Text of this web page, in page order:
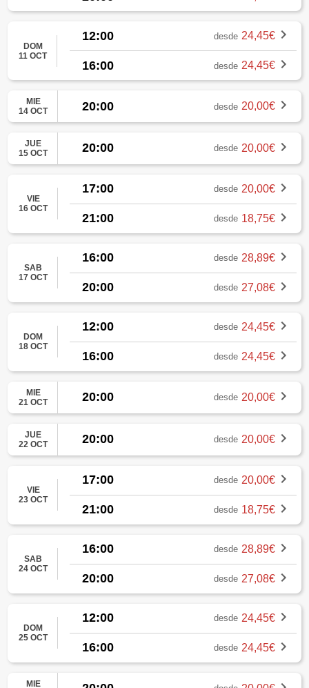
DOM
11 OCT
12:00 desde 24,45€
16:00 desde 24,45€
MIE
14 OCT
20:00 desde 20,00€
JUE
15 OCT
20:00 desde 20,00€
VIE
16 OCT
17:00 desde 20,00€
21:00 desde 18,75€
SAB
17 OCT
16:00 desde 28,89€
20:00 desde 27,08€
DOM
18 OCT
12:00 desde 24,45€
16:00 desde 24,45€
MIE
21 OCT
20:00 desde 20,00€
JUE
22 OCT
20:00 desde 20,00€
VIE
23 OCT
17:00 desde 20,00€
21:00 desde 18,75€
SAB
24 OCT
16:00 desde 28,89€
20:00 desde 27,08€
DOM
25 OCT
12:00 desde 24,45€
16:00 desde 24,45€
MIE